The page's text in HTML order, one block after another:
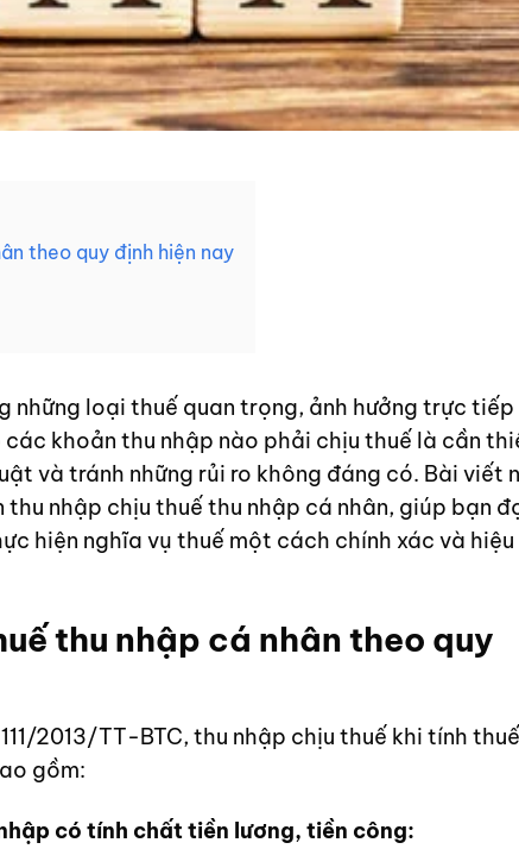
theo quy định hiện nay
những loại thuế quan trọng, ảnh hưởng trực tiếp
khoản thu nhập nào phải chịu thuế là cần
và tránh những rủi ro không đáng có. Bài viết
nhập chịu thuế thu nhập cá nhân, giúp bạn
hiện nghĩa vụ thuế một cách chính xác và hiệu
thu nhập cá nhân theo quy
2013/TT-BTC, thu nhập chịu thuế khi tính thuế
gồm:
có tính chất tiền lương, tiền công: